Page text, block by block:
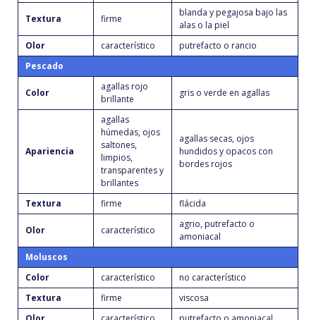
Textura firme
blanda y pegajosa bajo las
alas o la piel
Olor
característico
putrefacto o rancio
Pescado
Color
agallas rojo
brillante
gris o verde en agallas
Apariencia
agallas
húmedas, ojos
saltones,
limpios,
transparentes y
brillantes
agallas secas, ojos
hundidos y opacos con
bordes rojos
Textura firme flácida
Olor característico
agrio, putrefacto o
amoniacal
Moluscos
Color
característico
no característico
Textura
firme
viscosa